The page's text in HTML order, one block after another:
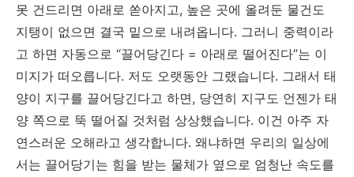
못 건드리면 아래로 쏟아지고, 높은 곳에 올려둔 물건도
지탱이 없으면 결국 밑으로 내려옵니다. 그러니 중력이라
고 하면 자동으로 “끌어당긴다 = 아래로 떨어진다”는 이
미지가 떠오릅니다. 저도 오랫동안 그랬습니다. 그래서 태
양이 지구를 끌어당긴다고 하면, 당연히 지구도 언젠가 태
양 쪽으로 뚝 떨어질 것처럼 상상했습니다. 이건 아주 자
연스러운 오해라고 생각합니다. 왜냐하면 우리의 일상에
서는 끌어당기는 힘을 받는 물체가 옆으로 엄청난 속도를